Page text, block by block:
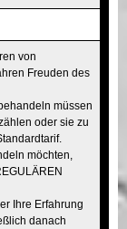
von
Freuden des
müssen
oder sie zu
möchten,
Ihre Erfahrung
danach